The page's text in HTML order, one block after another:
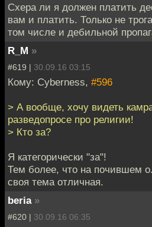
Схера ли я должен платить
вам и платить. Только не
том числе и дебильной
R_M »
#619 | 30.09.16 03:15
Кому: Cyberness, #596
> А вообще, хочу видеть
разведопросе про религии!
> Кто за?
Я категорически "за"!
Тем более, что на почившем
своя тема отличная.
beria »
#620 | 30.09.16 06:35